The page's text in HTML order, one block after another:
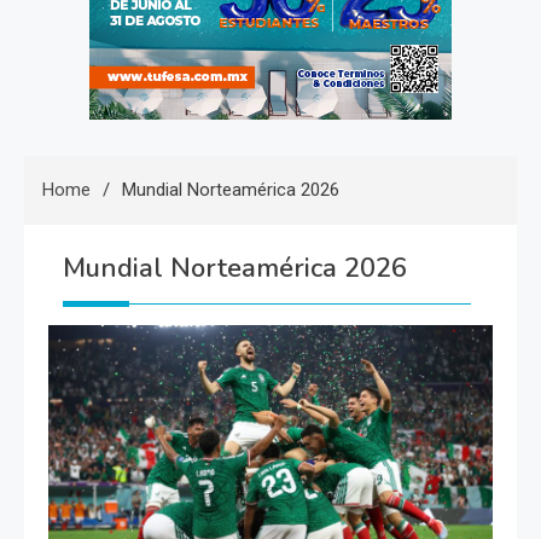
Home Mundial Norteamérica 2026
Mundial Norteamérica 2026